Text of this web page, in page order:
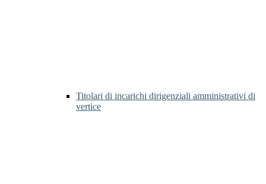
Titolari di incarichi dirigenziali amministrativi di
vertice